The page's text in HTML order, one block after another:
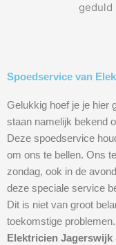
geduld
Spoedservice van
Gelukkig hoef je je hier
staan namelijk bekend
Deze spoedservice
om ons te bellen. Ons
zondag, ook in de
deze speciale service
Dit is niet van groot
toekomstige
Elektricien Jagerswijk